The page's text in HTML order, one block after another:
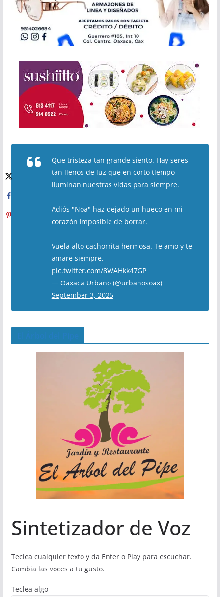
Que tristeza tan grande siento. Hay seres
tan llenos de luz que en corto tiempo
iluminan nuestras vidas para siempre.
Adiós "Noa" haz dejado un hueco en mi
corazón imposible de borrar.
Vuela alto cachorrita hermosa. Te amo y te
amare siempre.
pic.twitter.com/8WAHkk47GP
— Oaxaca Urbano (@urbanosoax)
September 3, 2025
Sintetizador de Voz
Teclea cualquier texto y da Enter o Play para escuchar.
Cambia las voces a tu gusto.
Teclea algo